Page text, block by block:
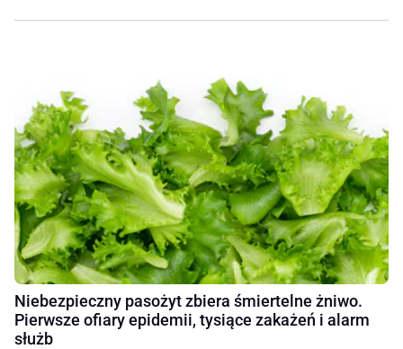
Niebezpieczny pasożyt zbiera śmiertelne żniwo.
Pierwsze ofiary epidemii, tysiące zakażeń i alarm
służb